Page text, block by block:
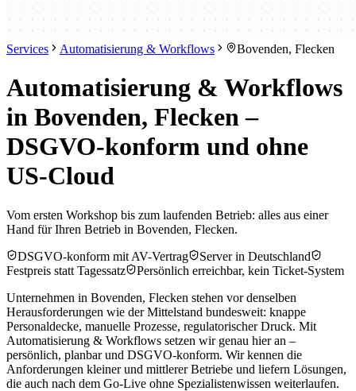
Services Automatisierung & Workflows Bovenden, Flecken
Automatisierung & Workflows
in Bovenden, Flecken –
DSGVO-konform und ohne
US-Cloud
Vom ersten Workshop bis zum laufenden Betrieb: alles aus einer
Hand für Ihren Betrieb in Bovenden, Flecken.
DSGVO-konform mit AV-Vertrag
Server in Deutschland
Festpreis statt Tagessatz
Persönlich erreichbar, kein Ticket-System
Unternehmen in Bovenden, Flecken stehen vor denselben
Herausforderungen wie der Mittelstand bundesweit: knappe
Personaldecke, manuelle Prozesse, regulatorischer Druck. Mit
Automatisierung & Workflows setzen wir genau hier an –
persönlich, planbar und DSGVO-konform. Wir kennen die
Anforderungen kleiner und mittlerer Betriebe und liefern Lösungen,
die auch nach dem Go-Live ohne Spezialistenwissen weiterlaufen.